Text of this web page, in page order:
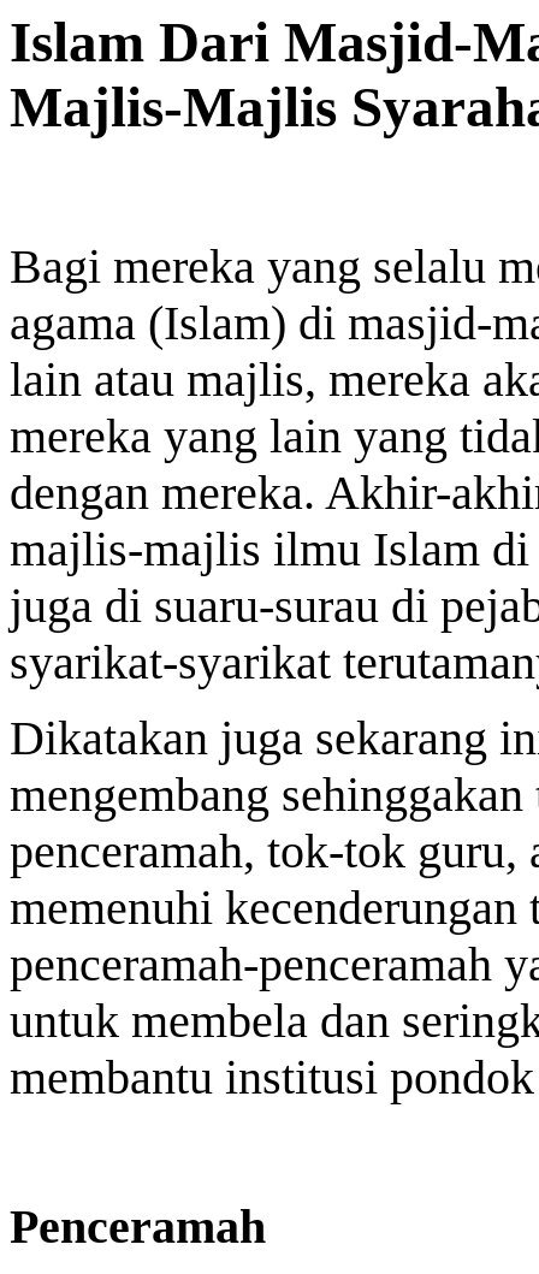
Islam Dari Masjid-
Majlis-Majlis
Bagi mereka yang selalu
agama (Islam) di masjid-
lain atau majlis, mereka
mereka yang lain yang
dengan mereka. Akhir-
majlis-majlis ilmu Islam
juga di suaru-surau di
syarikat-syarikat
Dikatakan juga sekarang
mengembang
penceramah, tok-tok guru,
memenuhi
penceramah-penceramah
untuk membela dan
membantu institusi
Penceramah